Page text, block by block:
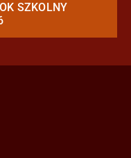
SZKOLNY